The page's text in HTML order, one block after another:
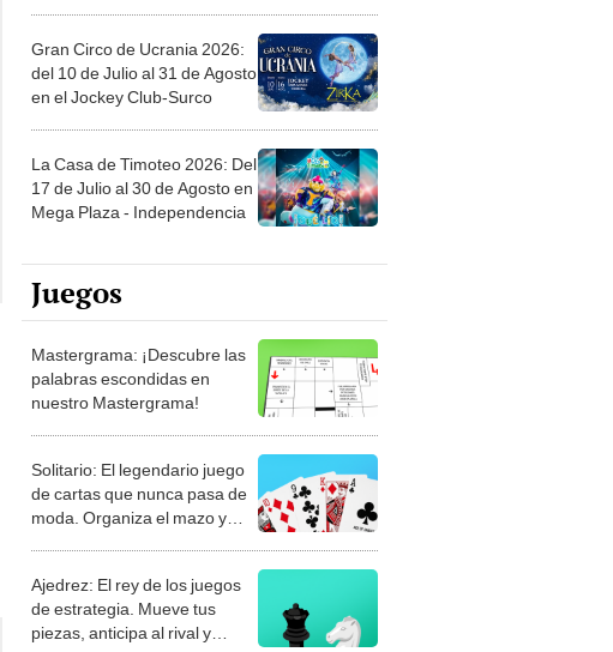
Gran Circo de Ucrania 2026:
del 10 de Julio al 31 de Agosto
en el Jockey Club-Surco
La Casa de Timoteo 2026: Del
17 de Julio al 30 de Agosto en
Mega Plaza - Independencia
Juegos
Mastergrama: ¡Descubre las
palabras escondidas en
nuestro Mastergrama!
Solitario: El legendario juego
de cartas que nunca pasa de
moda. Organiza el mazo y
Ajedrez: El rey de los juegos
de estrategia. Mueve tus
piezas, anticipa al rival y